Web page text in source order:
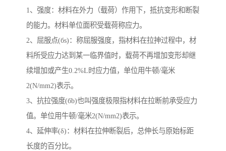
1、强度：材料在外力（载荷）作用下，抵抗变形和断裂
的能力。材料单位面积受载荷称应力。
2、屈服点(бs)：称屈服强度，指材料在拉抻过程中，材
料所受应力达到某一临界值时，载荷不再增加变形却继
续增加或产生0.2%L时应力值，单位用牛顿/毫米
2(N/mm2)表示。
3、抗拉强度(бb)也叫强度极限指材料在拉断前承受应力
值。单位用牛顿/毫米2(N/mm2)表示。
4、延伸率(δ)：材料在拉伸断裂后，总伸长与原始标距
长度的百分比。